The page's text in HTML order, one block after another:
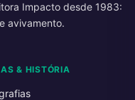
Impacto desde 1983:
avivamento.
& HISTÓRIA